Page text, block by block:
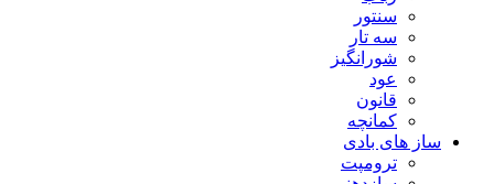
سنتور
سه تار
شورانگیز
عود
قانون
کمانچه
ساز های بادی
ترومپت